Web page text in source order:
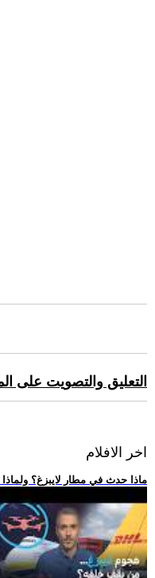
التعليق والتصويت على
اخر الافلام
.. ماذا حدث في مطار لايبزغ؟